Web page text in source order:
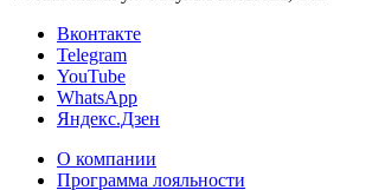
Вконтакте
Telegram
YouTube
WhatsApp
Яндекс.Дзен
О компании
Программа лояльности